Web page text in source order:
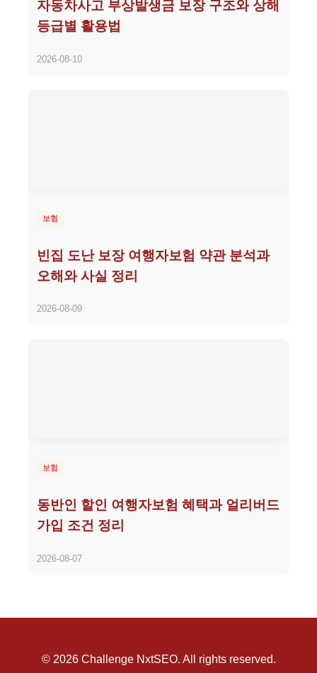
자동차사고 부상발생금 보장 구조와 상해
등급별 활용법
2026-08-10
보험
빈집 도난 보장 여행자보험 약관 분석과
오해와 사실 정리
2026-08-09
보험
동반인 할인 여행자보험 혜택과 얼리버드
가입 조건 정리
2026-08-07
© 2026 Challenge NxtSEO. All rights reserved.